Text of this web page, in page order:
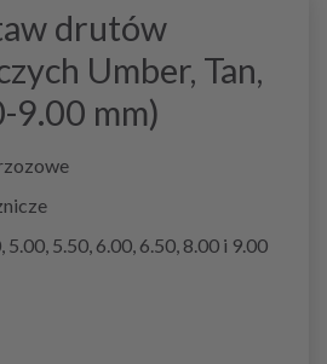
drutów
Umber, Tan,
9.00 mm)
5.00, 5.50, 6.00, 6.50, 8.00 i 9.00